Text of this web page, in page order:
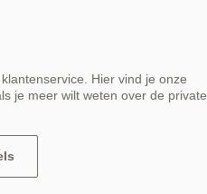
Hier vind je onze
je meer wilt weten over de private